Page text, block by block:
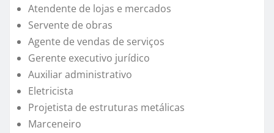
Atendente de lojas e mercados
Servente de obras
Agente de vendas de serviços
Gerente executivo jurídico
Auxiliar administrativo
Eletricista
Projetista de estruturas metálicas
Marceneiro